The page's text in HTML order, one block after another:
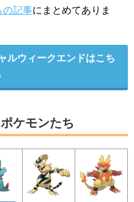
の記事にまとめてありま
ルウィークエンドはこち
ケモンたち